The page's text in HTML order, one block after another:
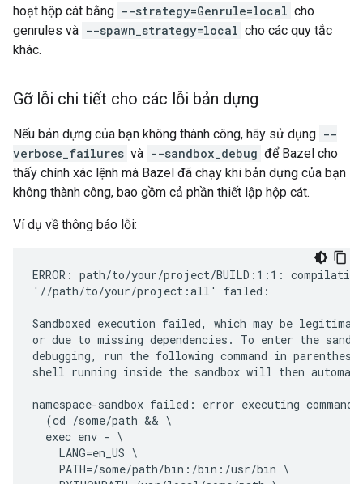
hoạt hộp cát bằng --strategy=Genrule=local cho
genrules và --spawn_strategy=local cho các quy tắc
khác.
Gỡ lỗi chi tiết cho các lỗi bản dựng
Nếu bản dựng của bạn không thành công, hãy sử dụng --
verbose_failures và --sandbox_debug để Bazel cho
thấy chính xác lệnh mà Bazel đã chạy khi bản dựng của bạn
không thành công, bao gồm cả phần thiết lập hộp cát.
Ví dụ về thông báo lỗi:
ERROR: path/to/your/project/BUILD:1:1:
'//path/to/your/project:all' failed:
Sandboxed execution failed, which may be
or due to missing dependencies. To enter the
debugging, run the following command in
shell running inside the sandbox will then
namespace-sandbox failed: error executing command
  (cd /some/path && \
  exec env - \
    LANG=en_US \
    PATH=/some/path/bin:/bin:/usr/bin \